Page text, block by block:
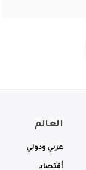
العالم
عربي ودولي
أقتصاد